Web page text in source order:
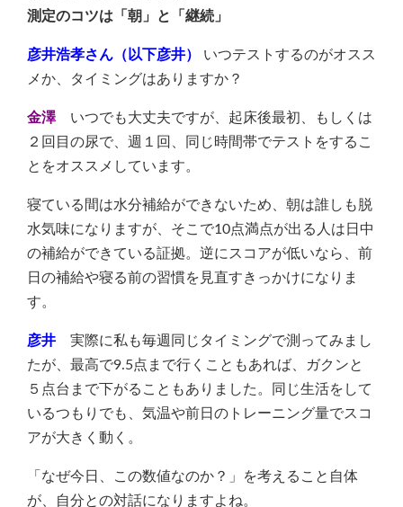
測定のコツは「朝」と「継続」
彦井浩孝さん（以下彦井）
いつテストするのがオスス
メか、タイミングはありますか？
金澤いつでも大丈夫ですが、起床後最初、もしくは
２回目の尿で、週１回、同じ時間帯でテストをするこ
とをオススメしています。
寝ている間は水分補給ができないため、朝は誰しも脱
水気味になりますが、そこで10点満点が出る人は日中
の補給ができている証拠。逆にスコアが低いなら、前
日の補給や寝る前の習慣を見直すきっかけになりま
す。
彦井 実際に私も毎週同じタイミングで測ってみまし
たが、最高で9.5点まで行くこともあれば、ガクンと
５点台まで下がることもありました。同じ生活をして
いるつもりでも、気温や前日のトレーニング量でスコ
アが大きく動く。
「なぜ今日、この数値なのか？」を考えること自体
が、自分との対話になりますよね。